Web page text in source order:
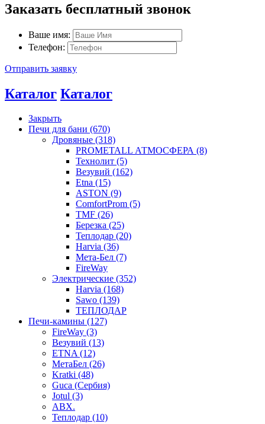
Заказать бесплатный звонок
Ваше имя:
Телефон:
Отправить заявку
Каталог Каталог
Закрыть
Печи для бани (670)
Дровяные (318)
PROMETALL АТМОСФЕРА (8)
Технолит (5)
Везувий (162)
Etna (15)
ASTON (9)
ComfortProm (5)
TMF (26)
Березка (25)
Теплодар (20)
Harvia (36)
Мета-Бел (7)
FireWay
Электрические (352)
Harvia (168)
Sawo (139)
ТЕПЛОДАР
Печи-камины (127)
FireWay (3)
Везувий (13)
ETNA (12)
МетаБел (26)
Kratki (48)
Guca (Сербия)
Jotul (3)
ABX.
Теплодар (10)